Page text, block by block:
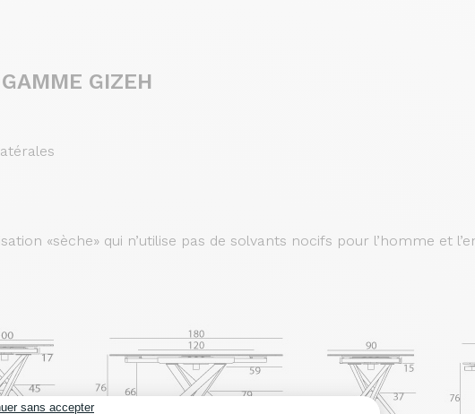
sans accepter
GIZEH
«sèche» qui n’utilise pas de solvants nocifs pour l’homme et